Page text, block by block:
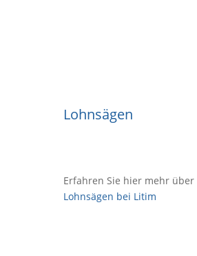
Lohnsägen
Erfahren Sie hier mehr über
Lohnsägen bei Litim